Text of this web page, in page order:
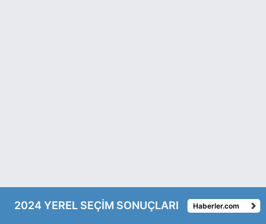
2024 YEREL SEÇİM SONUÇLARI Haberler.com